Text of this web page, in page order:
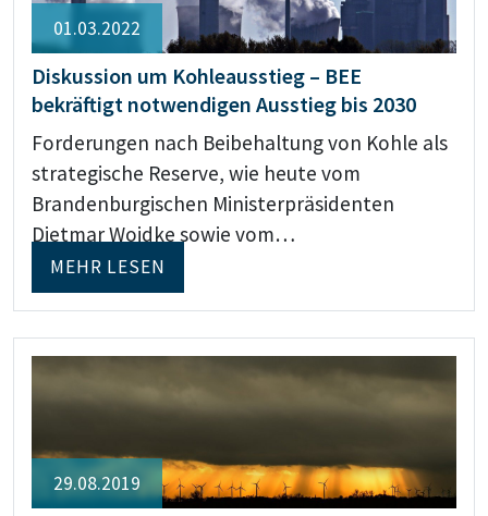
01.03.2022
Diskussion um Kohleausstieg – BEE
bekräftigt notwendigen Ausstieg bis 2030
Forderungen nach Beibehaltung von Kohle als
strategische Reserve, wie heute vom
Brandenburgischen Ministerpräsidenten
Dietmar Woidke sowie vom…
MEHR LESEN
29.08.2019